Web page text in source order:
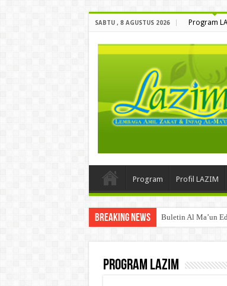
SABTU , 8 AGUSTUS 2026 Program
Program Profil LAZIM
Breaking News Buletin Al Ma’un
Program LAZIM